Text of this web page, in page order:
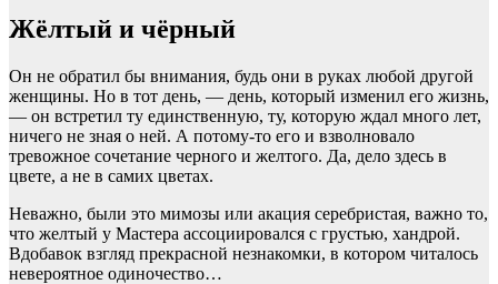
Жёлтый и чёрный
Он не обратил бы внимания, будь они в руках любой другой
женщины. Но в тот день, — день, который изменил его жизнь,
— он встретил ту единственную, ту, которую ждал много лет,
ничего не зная о ней. А потому-то его и взволновало
тревожное сочетание черного и желтого. Да, дело здесь в
цвете, а не в самих цветах.
Неважно, были это мимозы или акация серебристая, важно то,
что желтый у Мастера ассоциировался с грустью, хандрой.
Вдобавок взгляд прекрасной незнакомки, в котором читалось
невероятное одиночество…